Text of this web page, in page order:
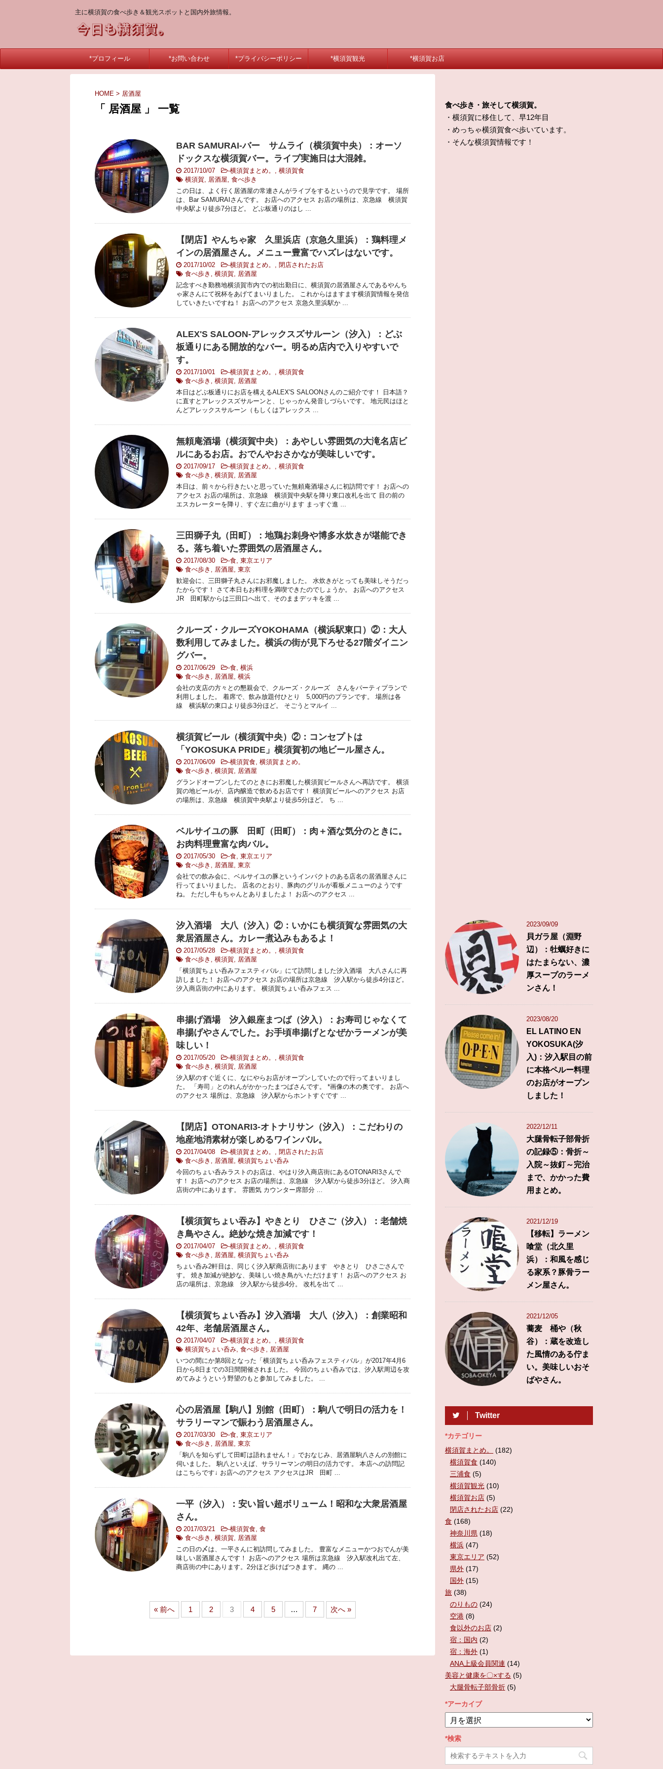
主に横須賀の食べ歩き＆観光スポットと国内外旅情報。
*プロフィール *お問い合わせ *プライバシーポリシー *横須賀観光 *横須賀お店
HOME > 居酒屋
「 居酒屋 」 一覧
BAR SAMURAI-バー サムライ（横須賀中央）：オーソ
ドックスな横須賀バー。ライブ実施日は大混雑。
2017/10/07 -横須賀まとめ。
横須賀食
横須賀
居酒屋 食べ歩き
この日は、よく行く居酒屋の常連さんがライブをするというので見学です。 場所
は、Bar SAMURAIさんです。 お店へのアクセス お店の場所は、京急線 横須賀
中央駅より徒歩7分ほど。 どぶ板通りのはし ...
【閉店】やんちゃ家 久里浜店（京急久里浜）：鶏料理メ
インの居酒屋さん。メニュー豊富でハズレはないです。
2017/10/02 -横須賀まとめ。
閉店されたお店
食べ歩き
横須賀
居酒屋
記念すべき勤務地横須賀市内での初出勤日に、横須賀の居酒屋さんであるやんち
ゃ家さんにて祝杯をあげてまいりました。 これからはますます横須賀情報を発信
していきたいですね！ お店へのアクセス 京急久里浜駅か ...
ALEX'S SALOON-アレックスズサルーン（汐入）：どぶ
板通りにある開放的なバー。明るめ店内で入りやすいで
す。
2017/10/01 -横須賀まとめ。
横須賀食
食べ歩き
横須賀
居酒屋
本日はどぶ板通りにお店を構えるALEX'S SALOONさんのご紹介です！ 日本語？
に直すとアレックスズサルーンと、じゃっかん発音しづらいです。 地元民はほと
んどアレックスサルーン（もしくはアレックス ...
無頼庵酒場（横須賀中央）：あやしい雰囲気の大滝名店ビ
ルにあるお店。おでんやおさかなが美味しいです。
2017/09/17 -横須賀まとめ。
横須賀食
食べ歩き
横須賀
居酒屋
本日は、前々から行きたいと思っていた無頼庵酒場さんに初訪問です！ お店への
アクセス お店の場所は、京急線 横須賀中央駅を降り東口改札を出て 目の前の
エスカレーターを降り、すぐ左に曲がります まっすぐ進 ...
三田獅子丸（田町）：地鶏お刺身や博多水炊きが堪能でき
る。落ち着いた雰囲気の居酒屋さん。
2017/08/30 -食 東京エリア
食べ歩き
居酒屋 東京
歓迎会に、三田獅子丸さんにお邪魔しました。 水炊きがとっても美味しそうだっ
たからです！ さて本日もお料理を満喫できたのでしょうか。 お店へのアクセス
JR 田町駅からは三田口へ出て、そのままデッキを渡 ...
クルーズ・クルーズYOKOHAMA（横浜駅東口）②：大人
数利用してみました。横浜の街が見下ろせる27階ダイニン
グバー。
2017/06/29 -食 横浜
食べ歩き
居酒屋 横浜
会社の支店の方々との懇親会で、クルーズ・クルーズ さんをパーティプランで
利用しました。 着席で、飲み放題付ひとり 5,000円のプランです。 場所は各
線 横浜駅の東口より徒歩3分ほど。 そごうとマルイ ...
横須賀ビール（横須賀中央）②：コンセプトは
「YOKOSUKA PRIDE」横須賀初の地ビール屋さん。
2017/06/09 -横須賀食 横須賀まとめ。
食べ歩き
横須賀
居酒屋
グランドオープンしたてのときにお邪魔した横須賀ビールさんへ再訪です。 横須
賀の地ビールが、店内醸造で飲めるお店です！ 横須賀ビールへのアクセス お店
の場所は、京急線 横須賀中央駅より徒歩5分ほど。 ち ...
ベルサイユの豚 田町（田町）：肉＋酒な気分のときに。
お肉料理豊富な肉バル。
2017/05/30 -食 東京エリア
食べ歩き
居酒屋 東京
会社での飲み会に、ベルサイユの豚というインパクトのある店名の居酒屋さんに
行ってまいりました。 店名のとおり、豚肉のグリルが看板メニューのようです
ね。 ただし牛もちゃんとありましたよ！ お店へのアクセス ...
汐入酒場 大八（汐入）②：いかにも横須賀な雰囲気の大
衆居酒屋さん。カレー煮込みもあるよ！
2017/05/28 -横須賀まとめ。
横須賀食
食べ歩き
横須賀
居酒屋
「横須賀ちょい呑みフェスティバル」にて訪問しました汐入酒場 大八さんに再
訪しました！ お店へのアクセス お店の場所は京急線 汐入駅から徒歩4分ほど。
汐入商店街の中にあります。 横須賀ちょい呑みフェス ...
串揚げ酒場 汐入銀座まつば（汐入）：お寿司じゃなくて
串揚げやさんでした。お手頃串揚げとなぜかラーメンが美
味しい！
2017/05/20 -横須賀まとめ。
横須賀食
食べ歩き
横須賀
居酒屋
汐入駅のすぐ近くに、なにやらお店がオープンしていたので行ってまいりまし
た。 「寿司」とのれんがかかったまつばさんです。 *画像の木の奥です。 お店へ
のアクセス 場所は、京急線 汐入駅からホントすぐです ...
【閉店】OTONARI3-オトナリサン（汐入）：こだわりの
地産地消素材が楽しめるワインバル。
2017/04/08 -横須賀まとめ。
閉店されたお店
食べ歩き
居酒屋 横須賀ちょい呑み
今回のちょい呑みラストのお店は、やはり汐入商店街にあるOTONARI3さんで
す！ お店へのアクセス お店の場所は、京急線 汐入駅から徒歩3分ほど。 汐入商
店街の中にあります。 雰囲気 カウンター席部分 ...
【横須賀ちょい吞み】やきとり ひさご（汐入）：老舗焼
き鳥やさん。絶妙な焼き加減です！
2017/04/07 -横須賀まとめ。
横須賀食
食べ歩き
居酒屋 横須賀ちょい呑み
ちょい呑み2軒目は、同じく汐入駅商店街にあります やきとり ひさごさんで
す。 焼き加減が絶妙な、美味しい焼き鳥がいただけます！ お店へのアクセス お
店の場所は、京急線 汐入駅から徒歩4分。 改札を出て ...
【横須賀ちょい呑み】汐入酒場 大八（汐入）：創業昭和
42年、老舗居酒屋さん。
2017/04/07 -横須賀まとめ。
横須賀食
横須賀ちょい呑み 食べ歩き
居酒屋
いつの間にか第8回となった「横須賀ちょい呑みフェスティバル」が2017年4月6
日から8日までの3日間開催されました。 今回のちょい呑みでは、汐入駅周辺を攻
めてみようという野望のもと参加してみました。 ...
心の居酒屋【駒八】別館（田町）：駒八で明日の活力を！
サラリーマンで賑わう居酒屋さん。
2017/03/30 -食 東京エリア
食べ歩き
居酒屋 東京
「駒八を知らずして田町は語れません！」でおなじみ、居酒屋駒八さんの別館に
伺いました。 駒八といえば、サラリーマンの明日の活力です。 本店への訪問記
はこちらです↓ お店へのアクセス アクセスはJR 田町 ...
一平（汐入）：安い旨い超ボリューム！昭和な大衆居酒屋
さん。
2017/03/21 -横須賀食 食
食べ歩き
横須賀
居酒屋
この日の〆は、一平さんに初訪問してみました。 豊富なメニューかつおでんが美
味しい居酒屋さんです！ お店へのアクセス 場所は京急線 汐入駅改札出て左、
商店街の中にあります。2分ほど歩けばつきます。 縄の ...
« 前へ 1 2 3 4 5 … 7 次へ »
食べ歩き・旅そして横須賀。
・横須賀に移住して、早12年目
・めっちゃ横須賀食べ歩いています。
・そんな横須賀情報です！
2023/09/09
貝ガラ屋（淵野
辺）：牡蠣好きに
はたまらない、濃
厚スープのラーメ
ンさん！
2023/08/20
EL LATINO EN
YOKOSUKA(汐
入)：汐入駅目の前
に本格ペルー料理
のお店がオープン
しました！
2022/12/11
大腿骨転子部骨折
の記録⑤：骨折～
入院～抜釘～完治
まで、かかった費
用まとめ。
2021/12/19
【移転】ラーメン
喰堂（北久里
浜）：和風を感じ
る家系？豚骨ラー
メン屋さん。
2021/12/05
蕎麦 桶や（秋
谷）：蔵を改造し
た風情のある佇ま
い。美味しいおそ
ばやさん。
Twitter
*カテゴリー
横須賀まとめ。
(182)
横須賀食 (140)
三浦食 (5)
横須賀観光 (10)
横須賀お店 (5)
閉店されたお店 (22)
食 (168)
神奈川県 (18)
横浜 (47)
東京エリア (52)
県外 (17)
国外 (15)
旅 (38)
のりもの (24)
空港 (8)
食以外のお店 (2)
宿：国内 (2)
宿：海外 (1)
ANA上級会員関連 (14)
美容と健康を〇×する (5)
大腿骨転子部骨折 (5)
*アーカイブ
ア
ー
カ
イ
ブ
*検索